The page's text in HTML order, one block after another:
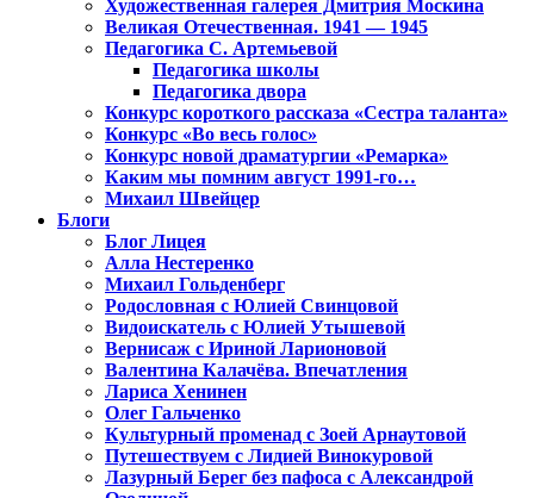
Художественная галерея Дмитрия Москина
Великая Отечественная. 1941 — 1945
Педагогика С. Артемьевой
Педагогика школы
Педагогика двора
Конкурс короткого рассказа «Сестра таланта»
Конкурс «Во весь голос»
Конкурс новой драматургии «Ремарка»
Каким мы помним август 1991-го…
Михаил Швейцер
Блоги
Блог Лицея
Алла Нестеренко
Михаил Гольденберг
Родословная с Юлией Свинцовой
Видоискатель с Юлией Утышевой
Вернисаж с Ириной Ларионовой
Валентина Калачёва. Впечатления
Лариса Хенинен
Олег Гальченко
Культурный променад с Зоей Арнаутовой
Путешествуем с Лидией Винокуровой
Лазурный Берег без пафоса с Александрой